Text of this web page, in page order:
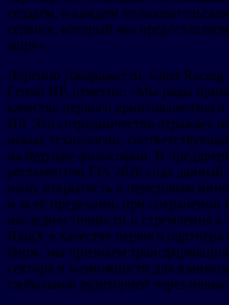
создаём, в каждом
сервисе, который мы
миру».
Лоренцо Джорджетти, Chief Racing
Ferrari HP, отметил: «Мы рады
качестве первого
HP. Это сотрудничество отражает
новые технологии,
на будущее философии. В
регламентом FIA 2026 года данный
нашу открытость к передовым
и за её пределами, при сохранении
наследию точности и стремления к
BingX в качестве первого
бирж, мы признаём
сектора и возможности для
глобальной аудиторией через